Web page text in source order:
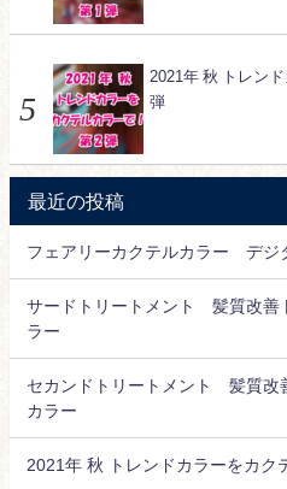
2021年 秋 トレン
弾
最近の投稿
フェアリーカクテルカラー デジ
サードトリートメント 髪質改善
ラー
セカンドトリートメント 髪質改
カラー
2021年 秋 トレンドカラーをカク